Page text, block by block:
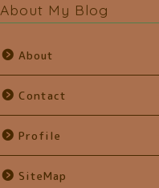
About My Blog
About
Contact
Profile
SiteMap